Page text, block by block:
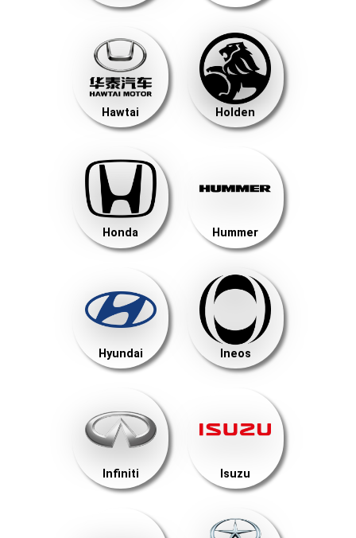
Hawtai Holden
Honda Hummer
Hyundai Ineos
Infiniti Isuzu